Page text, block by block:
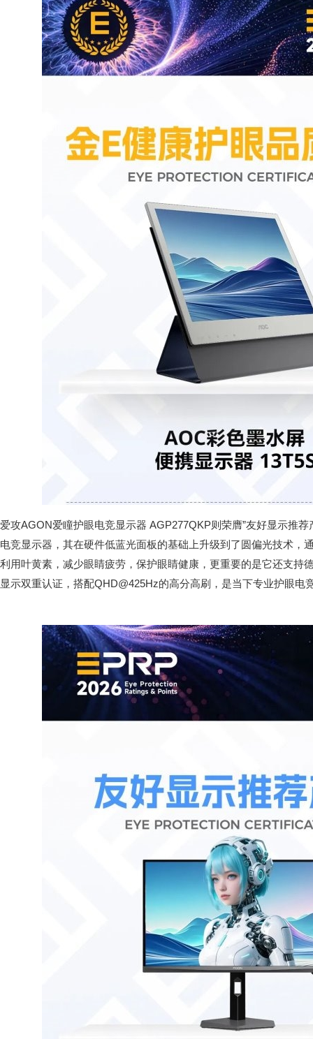
爱攻AGON爱瞳护眼电竞显示器 AGP277QKP则荣膺”友好显示推
电竞显示器，其在硬件低蓝光面板的基础上升级到了圆偏光技术，
利用叶黄素，减少眼睛疲劳，保护眼睛健康，更重要的是它还支持
显示双重认证，搭配QHD@425Hz的高分高刷，是当下专业护眼电